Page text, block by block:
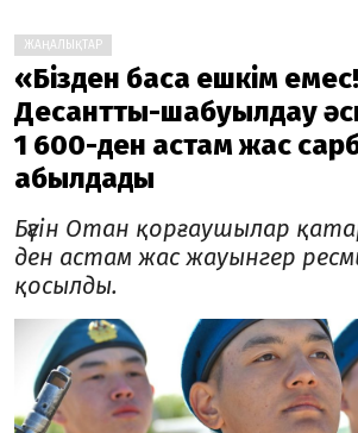
ЖАҢАЛЫҚТАР
«Бізден басқа ешкім
Десанттық-шабуылдау
1 600-ден астам жас
қабылдады
Бүгін Отан қорғаушылар
ден астам жас жауынгер
қосылды.